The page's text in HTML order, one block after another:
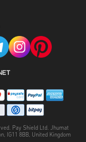
Pay Shield Ltd. Jhumat
IG11 8BB, United Kingdom